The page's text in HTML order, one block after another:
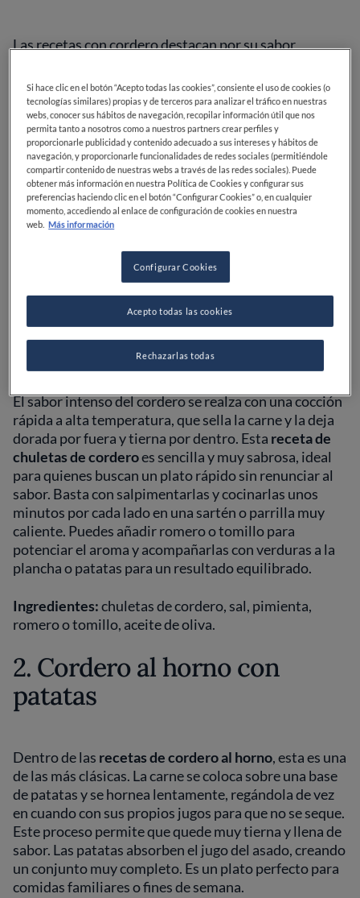
Las recetas con cordero destacan por su sabor
distintos estilos de cocina. Desde platos caseros
hasta propuestas más actuales.
Además, combina muy bien con una gran variedad de
acompañamientos. Por ejemplo,verduras asadas,
purés o ensaladas frescas. Si buscas ideas para
completar el plato, puedes ver estasguarniciones
para cordero.
A continuación, encontrarás 12 recetas
imprescindibles. Todas son fáciles de adaptar a casa.
1. Chuletas de cordero a la
parrilla
El sabor intenso del cordero se realza con una cocción
rápida a alta temperatura, que sella la carne y la deja
dorada por fuera y tierna por dentro. Esta receta de
chuletas de corderoes sencilla y muy sabrosa, ideal
para quienes buscan un plato rápido sin renunciar al
sabor. Basta con salpimentarlas y cocinarlas unos
minutos por cada lado en una sartén o parrilla muy
caliente. Puedes añadir romero o tomillo para
potenciar el aroma y acompañarlas con verduras a la
plancha o patatas para un resultado equilibrado.
Ingredientes:chuletas de cordero, sal, pimienta,
romero o tomillo, aceite de oliva.
2. Cordero al horno con
patatas
Dentro de las recetas de cordero al horno, esta es una
de las más clásicas. La carne se coloca sobre una base
de patatas y se hornea lentamente, regándola de vez
en cuando con sus propios jugos para que no se seque.
Este proceso permite que quede muy tierna y llena de
sabor. Las patatas absorben el jugo del asado, creando
un conjunto muy completo. Es un plato perfecto para
comidas familiares o fines de semana.
Si hace clic en el botón “Acepto todas las cookies”, consiente el uso de cookies (o
tecnologías similares) propias y de terceros para analizar el tráfico en nuestras
webs, conocer sus hábitos de navegación, recopilar información útil que nos
permita tanto a nosotros como a nuestros partners crear perfiles y
proporcionarle publicidad y contenido adecuado a sus intereses y hábitos de
navegación, y proporcionarle funcionalidades de redes sociales (permitiéndole
compartir contenido de nuestras webs a través de las redes sociales). Puede
obtener más información en nuestra Política de Cookies y configurar sus
preferencias haciendo clic en el botón “Configurar Cookies” o, en cualquier
momento, accediendo al enlace de configuración de cookies en nuestra
web. Más información
Configurar Cookies
Rechazarlas todas
Acepto todas las cookies